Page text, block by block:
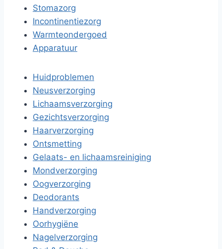
Stomazorg
Incontinentiezorg
Warmteondergoed
Apparatuur
Huidproblemen
Neusverzorging
Lichaamsverzorging
Gezichtsverzorging
Haarverzorging
Ontsmetting
Gelaats- en lichaamsreiniging
Mondverzorging
Oogverzorging
Deodorants
Handverzorging
Oorhygiëne
Nagelverzorging